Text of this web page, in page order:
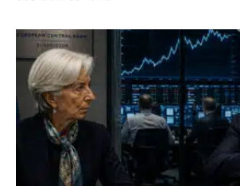
Yen : Washington a vendu des